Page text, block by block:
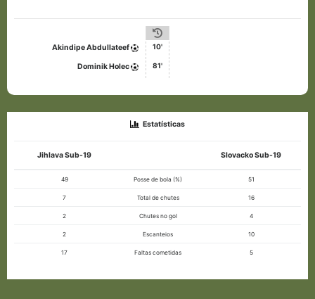
Akindipe Abdullateef 10'
Dominik Holec 81'
Estatísticas
Jihlava Sub-19 Slovacko Sub-19
49 Posse de bola (%) 51
7 Total de chutes 16
2 Chutes no gol 4
2 Escanteios 10
17 Faltas cometidas 5